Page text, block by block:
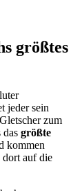
größtes
jeder sein
zum
das größte
kommen
dort auf die